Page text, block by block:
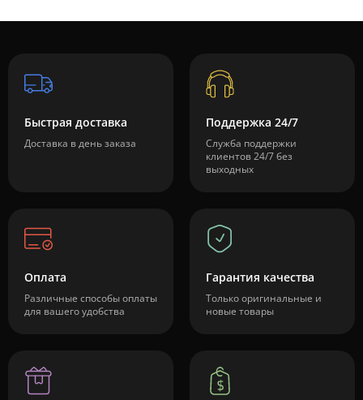
Быстрая доставка
Доставка в день заказа
Поддержка 24/7
Служба поддержки
клиентов 24/7 без
выходных
Оплата
Различные способы оплаты
для вашего удобства
Гарантия качества
Только оригинальные и
новые товары